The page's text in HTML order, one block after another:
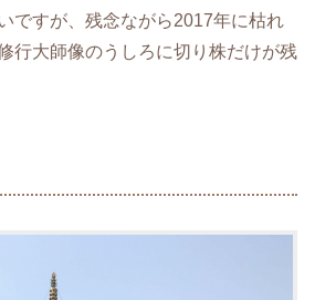
ですが、残念ながら2017年に枯れ
行大師像のうしろに切り株だけが残